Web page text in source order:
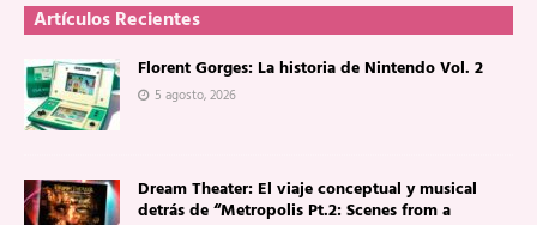
Artículos Recientes
Florent Gorges: La historia de Nintendo Vol. 2
5 agosto, 2026
Dream Theater: El viaje conceptual y musical
detrás de “Metropolis Pt.2: Scenes from a